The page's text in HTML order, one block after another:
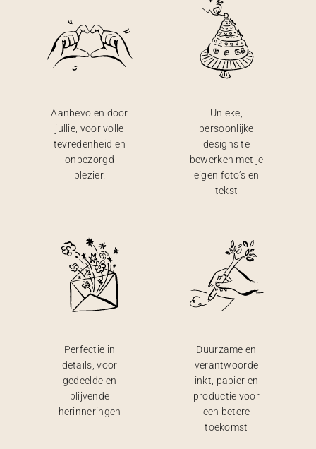
Aanbevolen door
jullie, voor volle
tevredenheid en
onbezorgd
plezier.
Unieke,
persoonlijke
designs te
bewerken met je
eigen foto’s en
tekst
Perfectie in
details, voor
gedeelde en
blijvende
herinneringen
Duurzame en
verantwoorde
inkt, papier en
productie voor
een betere
toekomst